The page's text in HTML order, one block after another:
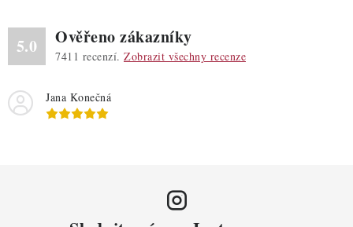
5.0 Ověřeno zákazníky
7411 recenzí. Zobrazit všechny recenze
Jana Konečná